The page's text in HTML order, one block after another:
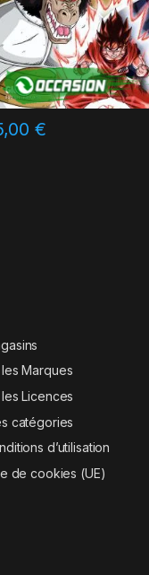
€
Marques
Licences
catégories
d’utilisation
de cookies (UE)